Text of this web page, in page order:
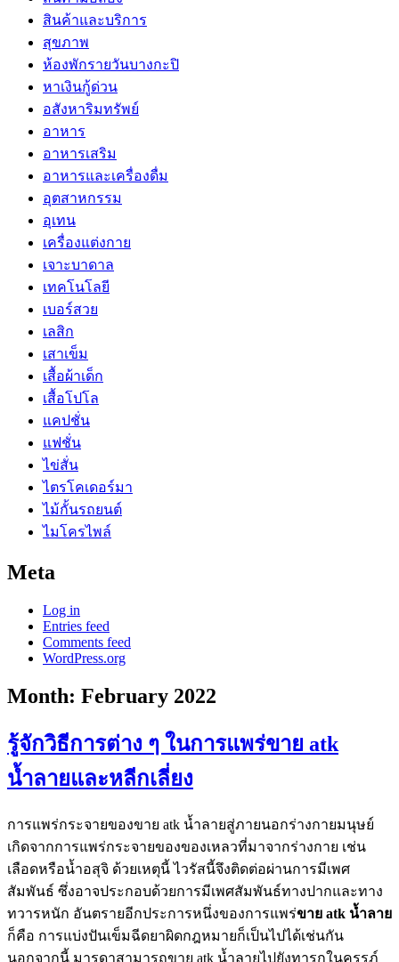
สินค้าและบริการ
สุขภาพ
ห้องพักรายวันบางกะปิ
หาเงินกู้ด่วน
อสังหาริมทรัพย์
อาหาร
อาหารเสริม
อาหารและเครื่องดื่ม
อุตสาหกรรม
อุเทน
เครื่องแต่งกาย
เจาะบาดาล
เทคโนโลยี
เบอร์สวย
เลสิก
เสาเข็ม
เสื้อผ้าเด็ก
เสื้อโปโล
แคปชั่น
แฟชั่น
ไข่สั่น
ไตรโคเดอร์มา
ไม้กั้นรถยนต์
ไมโครไพล์
Meta
Log in
Entries feed
Comments feed
WordPress.org
Month: February 2022
รู้จักวิธีการต่าง ๆ ในการแพร่ขาย atk
น้ำลายและหลีกเลี่ยง
การแพร่กระจายของขาย atk น้ำลายสู่ภายนอกร่างกายมนุษย์
เกิดจากการแพร่กระจายของของเหลวที่มาจากร่างกาย เช่น
เลือดหรือน้ำอสุจิ ด้วยเหตุนี้ ไวรัสนี้จึงติดต่อผ่านการมีเพศ
สัมพันธ์ ซึ่งอาจประกอบด้วยการมีเพศสัมพันธ์ทางปากและทาง
ทวารหนัก อันตรายอีกประการหนึ่งของการแพร่ขาย atk น้ำลาย
ก็คือ การแบ่งปันเข็มฉีดยาผิดกฎหมายก็เป็นไปได้เช่นกัน
นอกจากนี้ มารดาสามารถขาย atk น้ำลายไปยังทารกในครรภ์